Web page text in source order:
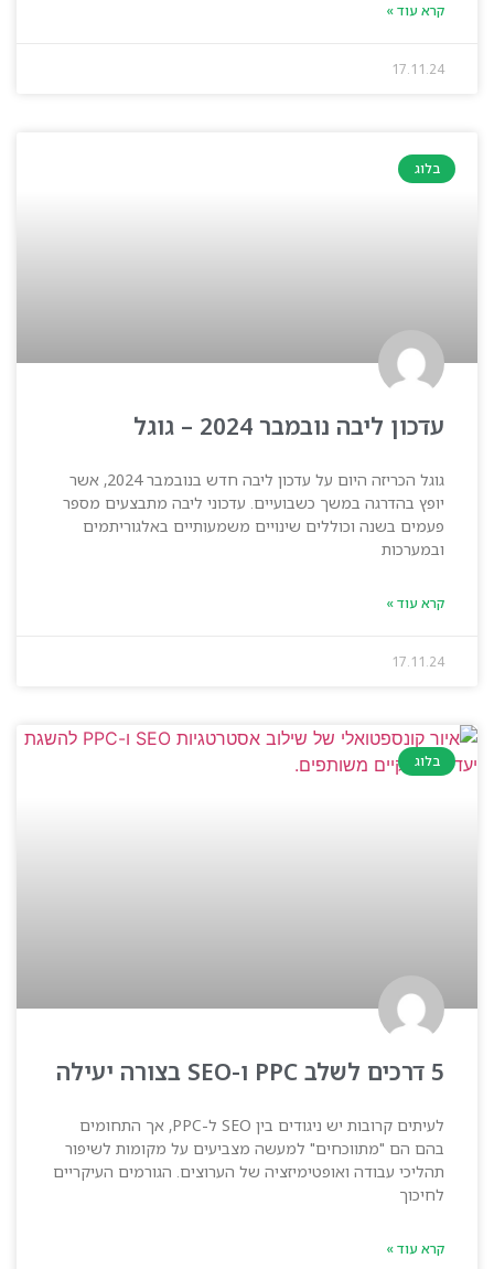
קרא עוד »
17.11.24
בלוג
עדכון ליבה נובמבר 2024 – גוגל
גוגל הכריזה היום על עדכון ליבה חדש בנובמבר 2024, אשר
יופץ בהדרגה במשך כשבועיים. עדכוני ליבה מתבצעים מספר
פעמים בשנה וכוללים שינויים משמעותיים באלגוריתמים
ובמערכות
קרא עוד »
17.11.24
בלוג
5 דרכים לשלב PPC ו-SEO בצורה יעילה
לעיתים קרובות יש ניגודים בין SEO ל-PPC, אך התחומים
בהם הם "מתווכחים" למעשה מצביעים על מקומות לשיפור
תהליכי עבודה ואופטימיזציה של הערוצים. הגורמים העיקריים
לחיכוך
קרא עוד »